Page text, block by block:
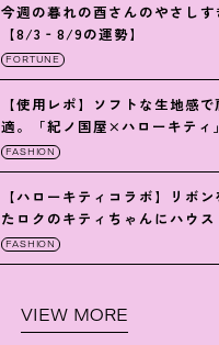
今週の暮れの酉さんのやさしす
【8/3‐8/9の運勢】
FORTUNE
【使用レポ】ソフトな生地感
適。「紀ノ国屋×ハローキティ
がガシガシ使えて最高です
FASHION
【ハローキティコラボ】リボ
たロクのキティちゃんにハウス
ゼの限定パケも
FASHION
VIEW MORE